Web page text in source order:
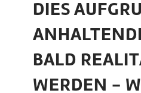
DIES
BALD
WERDEN -